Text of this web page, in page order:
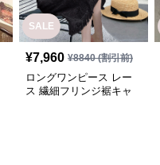
SALE
¥7,960 ¥8840(割引前)
ロングワンピース レー
ス 繊細フリンジ裾キャ